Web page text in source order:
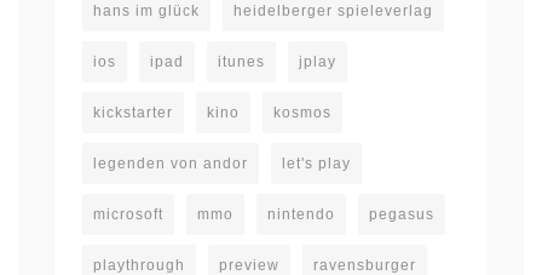
hans im glück heidelberger spieleverlag
ios ipad itunes jplay
kickstarter kino kosmos
legenden von andor let's play
microsoft mmo nintendo pegasus
playthrough preview ravensburger